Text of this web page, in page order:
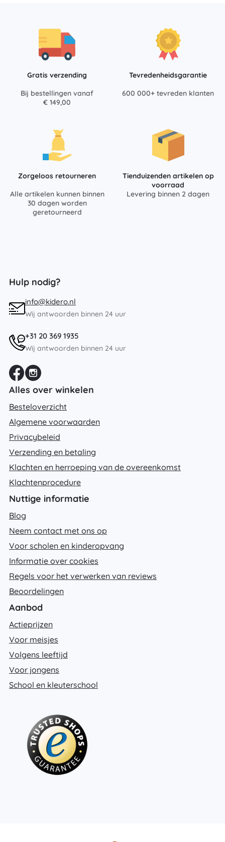
Gratis verzending
Bij bestellingen vanaf
€ 149,00
Tevredenheidsgarantie
600 000+ tevreden klanten
Zorgeloos retourneren
Alle artikelen kunnen binnen
30 dagen worden
geretourneerd
Tienduizenden artikelen op
voorraad
Levering binnen 2 dagen
Hulp nodig?
info@kidero.nl
Wij antwoorden binnen 24 uur
+31 20 369 1935
Wij antwoorden binnen 24 uur
Alles over winkelen
Besteloverzicht
Algemene voorwaarden
Privacybeleid
Verzending en betaling
Klachten en herroeping van de overeenkomst
Klachtenprocedure
Nuttige informatie
Blog
Neem contact met ons op
Voor scholen en kinderopvang
Informatie over cookies
Regels voor het verwerken van reviews
Beoordelingen
Aanbod
Actieprijzen
Voor meisjes
Volgens leeftijd
Voor jongens
School en kleuterschool